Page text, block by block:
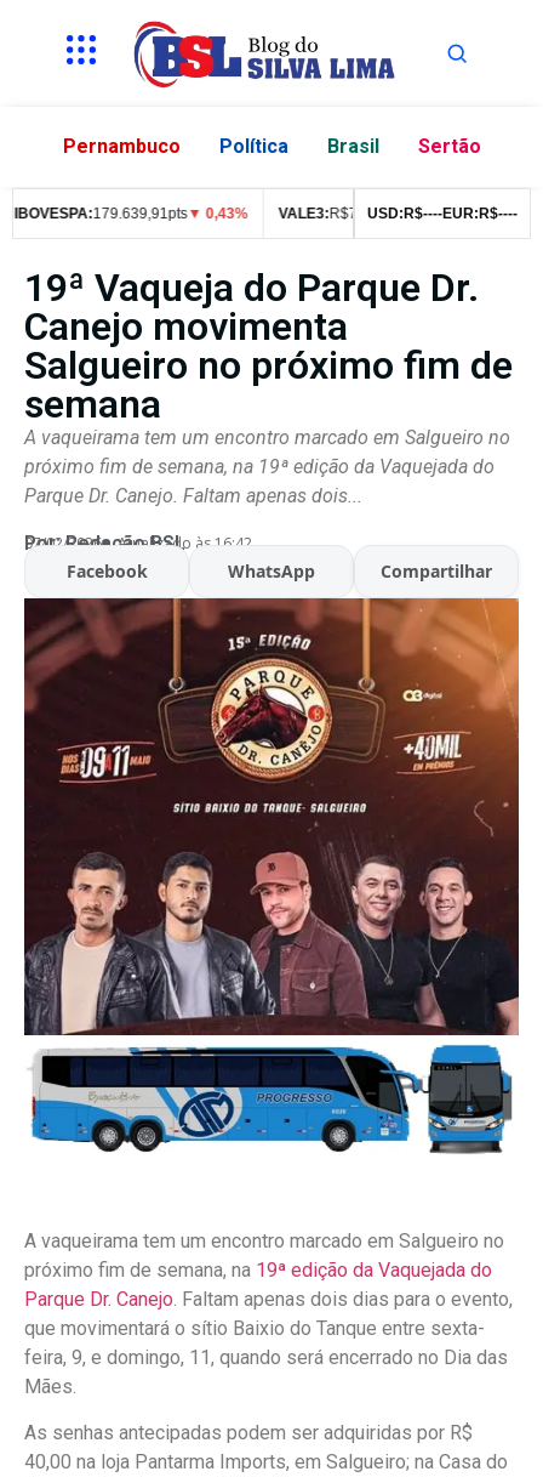
Pernambuco Política Brasil Sertão
179.639,91pts▼ 0,43% VALE3:R$76,99 ▼ 2,49% ITUB4:R$
USD: R$----EUR: R$----
19ª Vaqueja do Parque Dr.
Canejo movimenta
Salgueiro no próximo fim de
semana
A vaqueirama tem um encontro marcado em Salgueiro no
próximo fim de semana, na 19ª edição da Vaquejada do
Parque Dr. Canejo. Faltam apenas dois...
Por:Redação BSL
07/02/2026 Atualizado às 16:42
Facebook WhatsApp Compartilhar
A vaqueirama tem um encontro marcado em Salgueiro no
próximo fim de semana, na 19ª edição da Vaquejada do
Parque Dr. Canejo . Faltam apenas dois dias para o evento,
que movimentará o sítio Baixio do Tanque entre sexta-
feira, 9, e domingo, 11, quando será encerrado no Dia das
Mães.
As senhas antecipadas podem ser adquiridas por R$
40,00 na loja Pantarma Imports, em Salgueiro; na Casa do